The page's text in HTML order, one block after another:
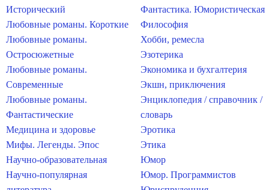
Исторический
Любовные романы. Короткие
Любовные романы.
Остросюжетные
Любовные романы.
Современные
Любовные романы.
Фантастические
Медицина и здоровье
Мифы. Легенды. Эпос
Научно-образовательная
Научно-популярная
Фантастика. Юмористическая
Философия
Хобби, ремесла
Эзотерика
Экономика и бухгалтерия
Экшн, приключения
Энциклопедия / справочник /
словарь
Эротика
Этика
Юмор
Юмор. Программистов